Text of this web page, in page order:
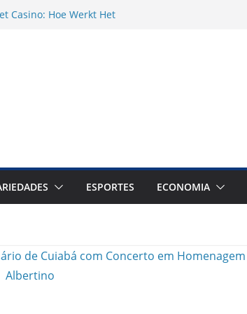
Casino: Hoe Werkt Het
та етика їх використання у
ESPORTES ECONOMIA